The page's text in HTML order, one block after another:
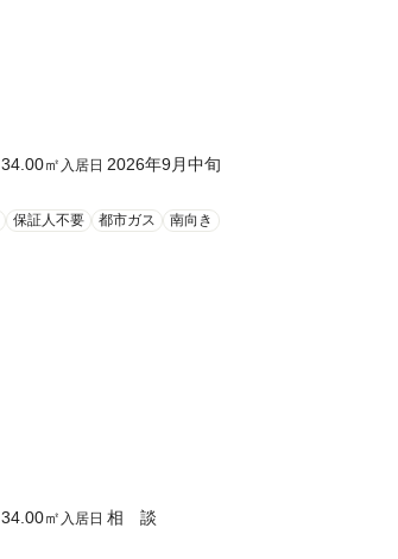
34.00㎡ 入居日 2026年9月中旬
保証人不要 都市ガス 南向き
34.00㎡ 入居日 相 談